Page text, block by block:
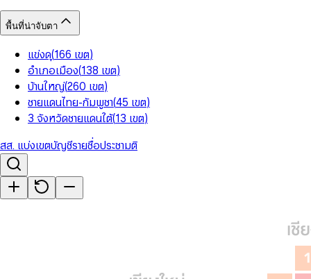
พื้นที่น่าจับตา
แข่งดุ(166 เขต)
อำเภอเมือง(138 เขต)
บ้านใหญ่(260 เขต)
ชายแดนไทย-กัมพูชา(45 เขต)
3 จังหวัดชายแดนใต้(13 เขต)
สส. แบ่งเขตบัญชีรายชื่อประชามติ